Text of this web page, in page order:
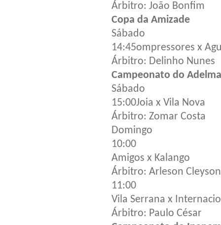
Árbitro: João Bonfim
Copa da Amizade
Sábado
14:45ompressores x
Árbitro: Delinho Nunes
Campeonato do
Sábado
15:00Joia x Vila Nova
Árbitro: Zomar Costa
Domingo
10:00
Amigos x Kalango
Árbitro: Arleson Cleyson
11:00
Vila Serrana x
Árbitro: Paulo César